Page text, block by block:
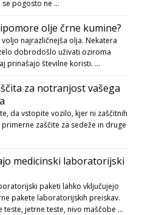
se pogosto ne …
olje črne kumine?
najrazličnejša olja. Nekatera
dobrodošlo uživati oziroma
prinašajo številne koristi. …
za notranjost vašega
da vstopite vozilo, kjer ni zaščitnih
zaščite za sedeže in druge
medicinski laboratorijski
paketi lahko vključujejo
pakete laboratorijskih preiskav.
teste, jetrne teste, nivo maščobe …